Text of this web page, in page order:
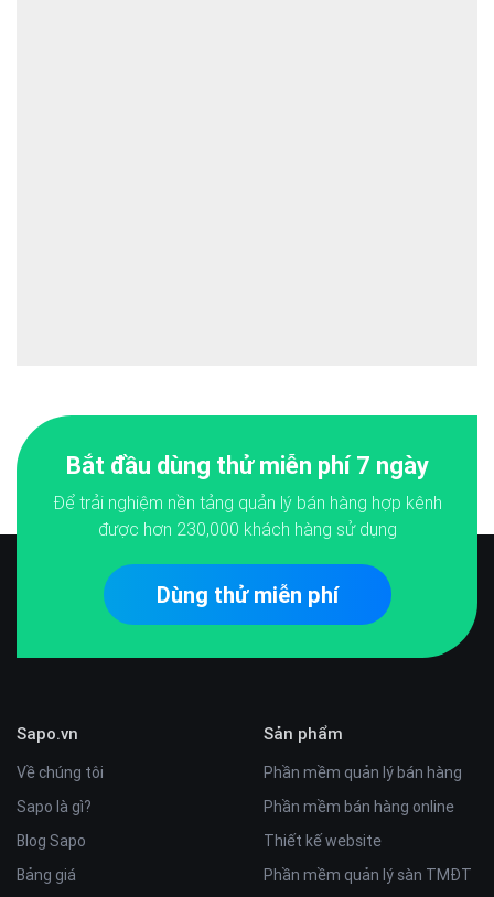
Bắt đầu dùng thử miễn phí 7 ngày
Để trải nghiệm nền tảng quản lý bán hàng hợp kênh
được hơn 230,000 khách hàng sử dụng
Dùng thử miễn phí
Sapo.vn
Về chúng tôi
Sapo là gì?
Blog Sapo
Bảng giá
Sản phẩm
Phần mềm quản lý bán hàng
Phần mềm bán hàng online
Thiết kế website
Phần mềm quản lý sàn TMĐT